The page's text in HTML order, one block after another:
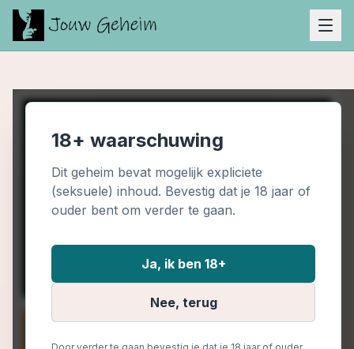
18+ waarschuwing
Dit geheim bevat mogelijk expliciete
(seksuele) inhoud. Bevestig dat je 18 jaar of
ouder bent om verder te gaan.
Ja, ik ben 18+
Nee, terug